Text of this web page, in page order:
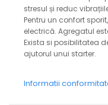
stresul și reduc
Pentru un confort
electrică. Agregatul
Exista si posibilitatea
ajutorul unui starter.
Informatii